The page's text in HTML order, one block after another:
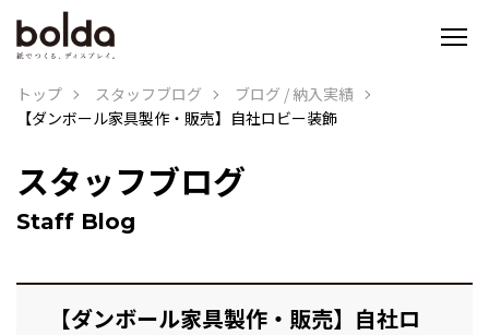
トップ スタッフブログ ブログ / 納入実績
【ダンボール家具製作・販売】自社ロビー装飾
スタッフブログ
Staff Blog
【ダンボール家具製作・販売】自社ロ